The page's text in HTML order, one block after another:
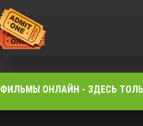
ФИЛЬМЫ OНЛАЙН - ЗДЕСЬ